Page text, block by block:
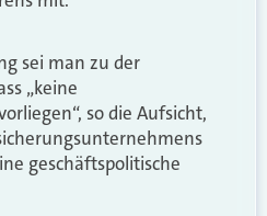
sei man zu der
„keine
so die Aufsicht,
geschäftspolitische